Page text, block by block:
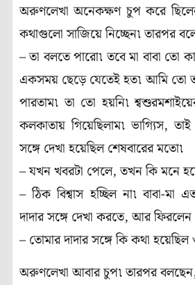
অরুণলেখা অনেকক্ষণ চুপ করে
কথাগুলো সাজিয়ে নিচ্ছেন৷ তারপর
– তা বলতে পারো৷ তবে মা বাবা তো
একসময় ছেড়ে যেতেই হত৷ আমি তো
পারতাম৷ তা তো হয়নি৷
কলকাতায় গিয়েছিলাম৷ ভাগ্যিস,
সঙ্গে দেখা হয়েছিল শেষবারের মতো৷
– যখন খবরটা পেলে, তখন কি মনে
– ঠিক বিশ্বাস হচ্ছিল না৷ বাবা-
দাদার সঙ্গে দেখা করতে, আর ফিরলেন
– তোমার দাদার সঙ্গে কি কথা
অরুণলেখা আবার চুপ৷ তারপর